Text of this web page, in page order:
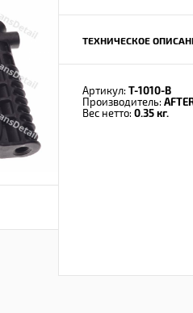
ТЕХНИЧЕСКОЕ
Артикул: T-1010-B
Производитель:
Вес нетто: 0.35 кг.